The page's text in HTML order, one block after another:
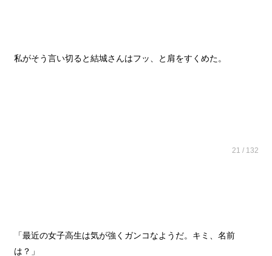
私がそう言い切ると結城さんはフッ、と肩をすくめた。
21 / 132
「最近の女子高生は気が強くガンコなようだ。キミ、名前
は？」